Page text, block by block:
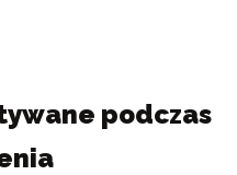
podczas